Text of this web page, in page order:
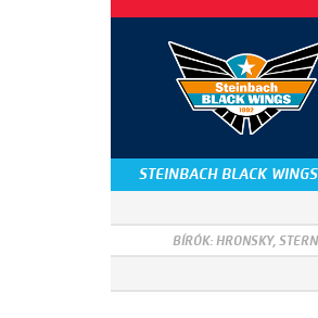
STEINBACH BLACK
BÍRÓK: HRONSKY,